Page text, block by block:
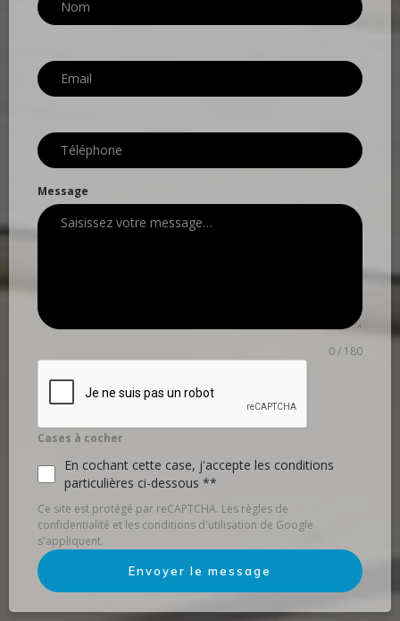
Message
0 / 180
Cases à cocher
En cochant cette case, j'accepte les conditions
particulières ci-dessous **
Ce site est protégé par reCAPTCHA. Les règles de
confidentialité et les conditions d'utilisation de Google
s'appliquent.
Envoyer le message